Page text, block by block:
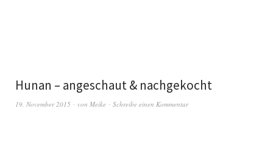
Hunan – angeschaut & nachgekocht
19. November 2015 von Meike Schreibe einen Kommentar